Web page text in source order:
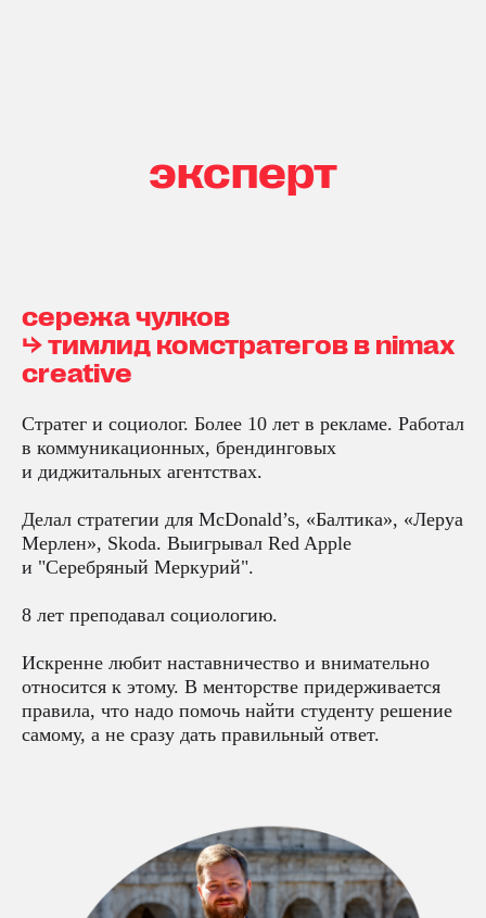
эксперт
сережа чулков
⮡ тимлид комстратегов в nimax
creative
Стратег и социолог. Более 10 лет в рекламе. Работал
в коммуникационных, брендинговых
и диджитальных агентствах.
Делал стратегии для McDonald’s, «Балтика», «Леруа
Мерлен», Skoda. Выигрывал Red Apple
и "Серебряный Меркурий".
8 лет преподавал социологию.
Искренне любит наставничество и внимательно
относится к этому. В менторстве придерживается
правила, что надо помочь найти студенту решение
самому, а не сразу дать правильный ответ.